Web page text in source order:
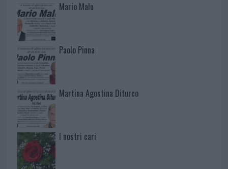
Mario Malu
Paolo Pinna
Martina Agostina Diturco
I nostri cari